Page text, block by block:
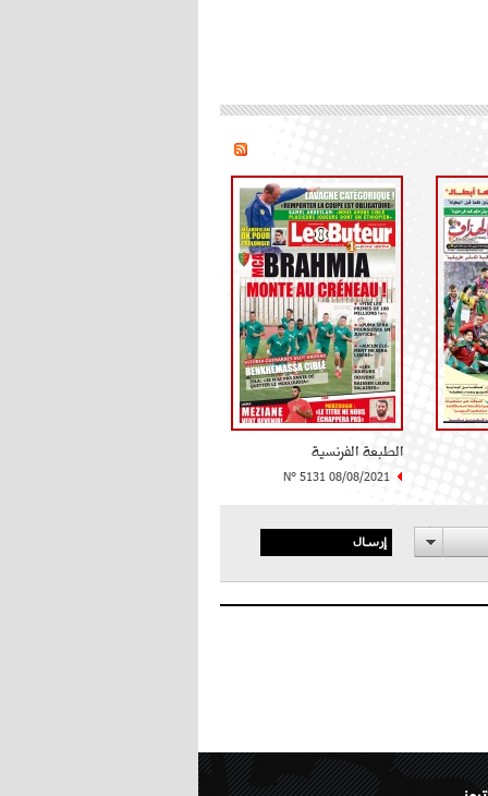
الطبعة الفرنسية
N° 5131 08/08/2021
إرسال